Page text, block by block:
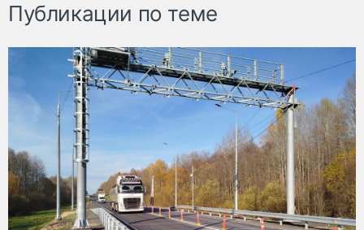
Публикации по теме